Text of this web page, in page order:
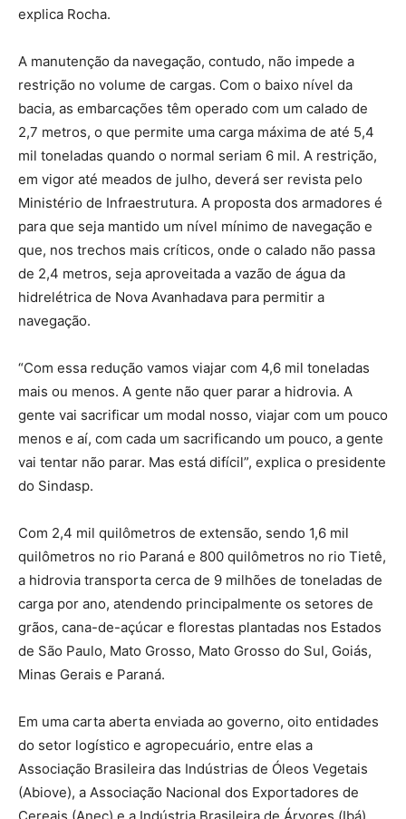
explica Rocha.
A manutenção da navegação, contudo, não impede a
restrição no volume de cargas. Com o baixo nível da
bacia, as embarcações têm operado com um calado de
2,7 metros, o que permite uma carga máxima de até 5,4
mil toneladas quando o normal seriam 6 mil. A restrição,
em vigor até meados de julho, deverá ser revista pelo
Ministério de Infraestrutura. A proposta dos armadores é
para que seja mantido um nível mínimo de navegação e
que, nos trechos mais críticos, onde o calado não passa
de 2,4 metros, seja aproveitada a vazão de água da
hidrelétrica de Nova Avanhadava para permitir a
navegação.
“Com essa redução vamos viajar com 4,6 mil toneladas
mais ou menos. A gente não quer parar a hidrovia. A
gente vai sacrificar um modal nosso, viajar com um pouco
menos e aí, com cada um sacrificando um pouco, a gente
vai tentar não parar. Mas está difícil”, explica o presidente
do Sindasp.
Com 2,4 mil quilômetros de extensão, sendo 1,6 mil
quilômetros no rio Paraná e 800 quilômetros no rio Tietê,
a hidrovia transporta cerca de 9 milhões de toneladas de
carga por ano, atendendo principalmente os setores de
grãos, cana-de-açúcar e florestas plantadas nos Estados
de São Paulo, Mato Grosso, Mato Grosso do Sul, Goiás,
Minas Gerais e Paraná.
Em uma carta aberta enviada ao governo, oito entidades
do setor logístico e agropecuário, entre elas a
Associação Brasileira das Indústrias de Óleos Vegetais
(Abiove), a Associação Nacional dos Exportadores de